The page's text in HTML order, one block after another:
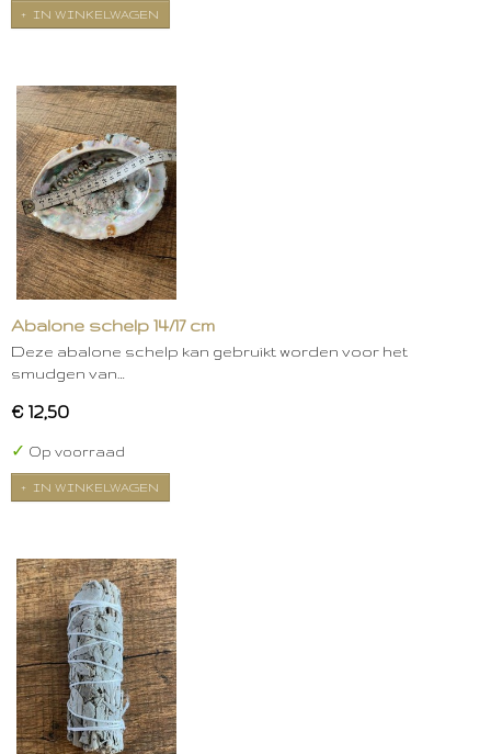
IN WINKELWAGEN
Abalone schelp 14/17 cm
Deze abalone schelp kan gebruikt worden voor het
smudgen van…
€ 12,50
✓ Op voorraad
IN WINKELWAGEN